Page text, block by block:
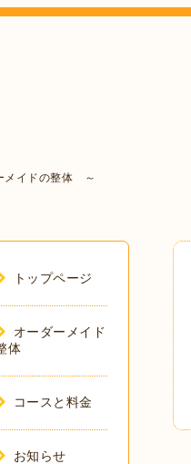
メイドの整体 ～
トップページ
オーダーメイド
体
コースと料金
お知らせ